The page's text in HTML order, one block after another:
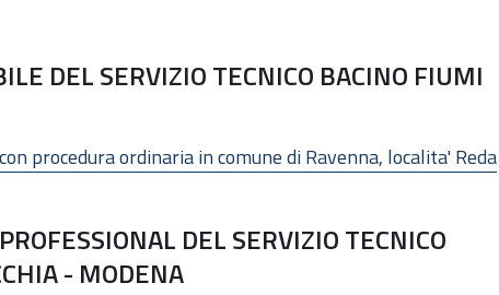
DEL SERVIZIO TECNICO BACINO FIUMI
procedura ordinaria in comune di Ravenna, localita' Reda
DEL SERVIZIO TECNICO
- MODENA